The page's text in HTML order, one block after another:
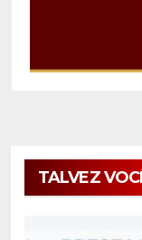
TALVEZ